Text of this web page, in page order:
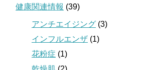
健康関連情報 (39)
アンチエイジング (3)
インフルエンザ (1)
花粉症 (1)